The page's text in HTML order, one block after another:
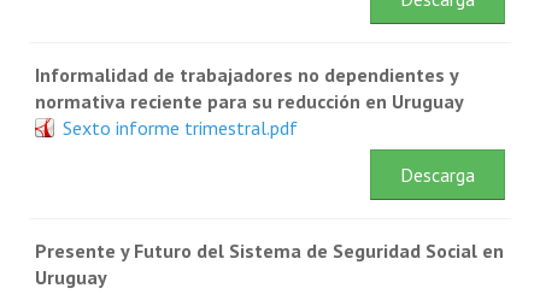
Informalidad de trabajadores no dependientes y
normativa reciente para su reducción en Uruguay
Sexto informe trimestral.pdf
Descarga
Presente y Futuro del Sistema de Seguridad Social en
Uruguay